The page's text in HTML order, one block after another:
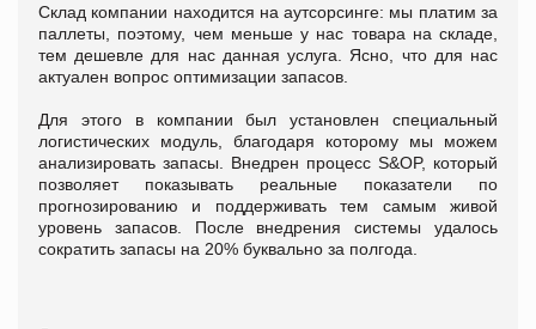
Склад компании находится на аутсорсинге: мы платим за
паллеты, поэтому, чем меньше у нас товара на складе,
тем дешевле для нас данная услуга. Ясно, что для нас
актуален вопрос оптимизации запасов.
Для этого в компании был установлен специальный
логистических модуль, благодаря которому мы можем
анализировать запасы. Внедрен процесс S&OP, который
позволяет показывать реальные показатели по
прогнозированию и поддерживать тем самым живой
уровень запасов. После внедрения системы удалось
сократить запасы на 20% буквально за полгода.